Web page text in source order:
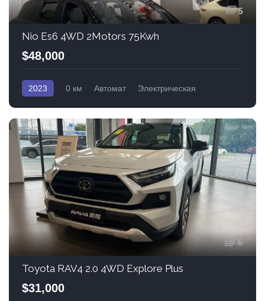
5
Nio Es6 4WD 2Motors 75Kwh
$48,000
2023 0 км Автомат
Электрическая
6
Toyota RAV4 2.0 4WD Explore Plus
$31,000